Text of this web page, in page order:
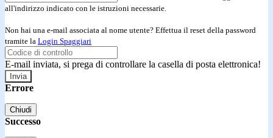
all'indirizzo indicato con le istruzioni necessarie.
Non hai una e-mail associata al nome utente? Effettua il reset della password
tramite la Login Spaggiari
E-mail inviata, si prega di controllare la casella di posta elettronica!
Errore
Chiudi
Successo